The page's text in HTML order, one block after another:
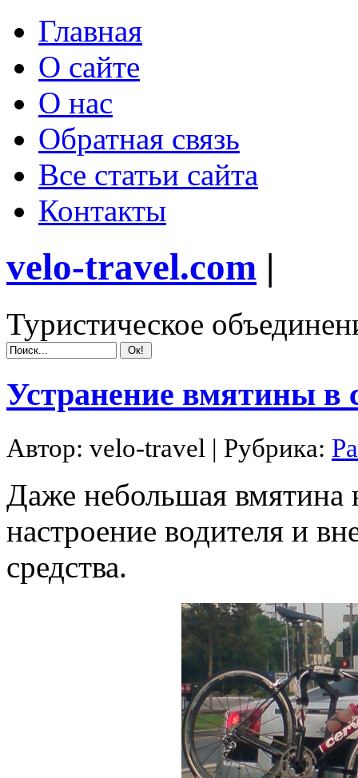
Главная
О сайте
О нас
Обратная связь
Все статьи сайта
Контакты
velo-travel.com |
Туристическое
Устранение вмятины в
Автор: velo-travel | Рубрика:
Даже небольшая вмятина
настроение водителя и
средства.